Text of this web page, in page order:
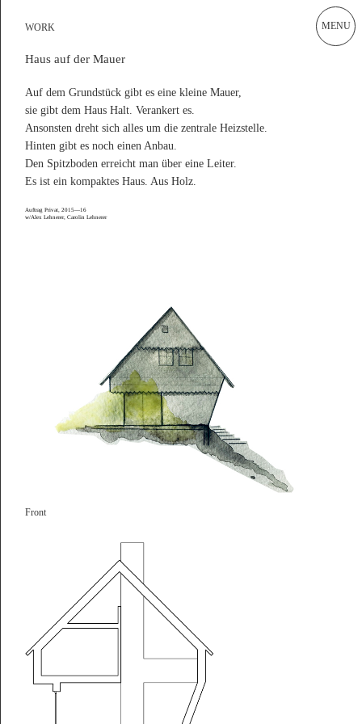
MENU
Publications
Academia
Instagram Office
Instagram Raum und Gestalt
Archive
Alex Lehnerer Architekten GmbH
Am Rundblick 19
D-91080 Rathsberg
+49 9131 5316281
info@alexlehnerer.com
Mitglied Bay. Architektenkammer: 191800
Handelsregister AmtsG. Fürth, N° HRB 18490
Und persönliche.
WORKS
WORK
Haus auf der Mauer
Auf dem Grundstück gibt es eine kleine Mauer,
sie gibt dem Haus Halt. Verankert es.
Ansonsten dreht sich alles um die zentrale Heizstelle.
Hinten gibt es noch einen Anbau.
Den Spitzboden erreicht man über eine Leiter.
Es ist ein kompaktes Haus. Aus Holz.
Auftrag Privat, 2015—16
w/Alex Lehnerer, Carolin Lehnerer
Front